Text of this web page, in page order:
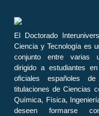
El Doctorado
Ciencia y Tecnología es
conjunto entre varias
dirigido a estudiantes
oficiales españoles
titulaciones de Ciencias
Química, Física,
deseen formarse